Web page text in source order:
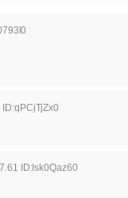
ID:Isk0Qaz60